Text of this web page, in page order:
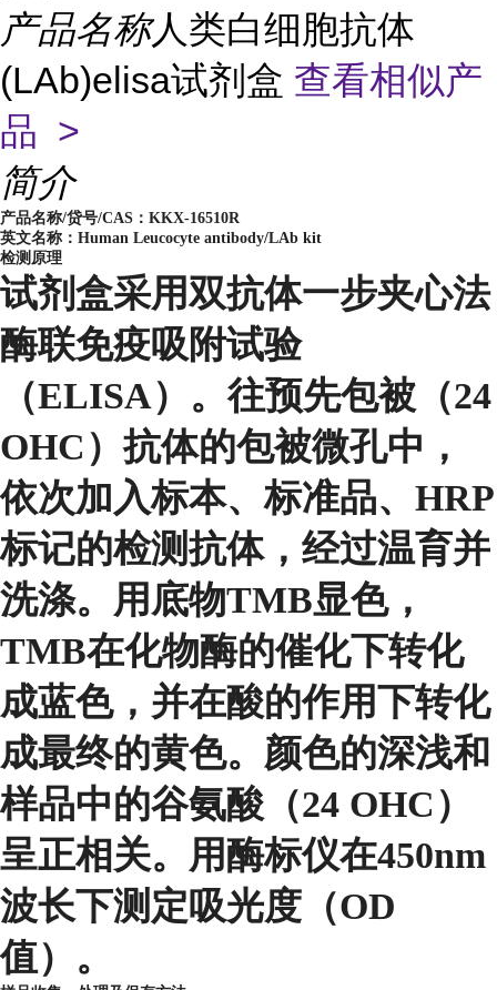
产品名称人类白细胞抗体
(LAb)elisa试剂盒 查看相似产
品 >
简介
产品名称/贷号/CAS： KKX-16510R
英文名称：Human Leucocyte antibody/LAb kit
检测原理
试剂盒采用双抗体一步夹心法
酶联免疫吸附试验
（ELISA）。往预先包被（24
OHC）抗体的包被微孔中，
依次加入标本、标准品、HRP
标记的检测抗体，经过温育并
洗涤。用底物TMB显色，
TMB在化物酶的催化下转化
成蓝色，并在酸的作用下转化
成最终的黄色。颜色的深浅和
样品中的谷氨酸（24 OHC）
呈正相关。用酶标仪在450nm
波长下测定吸光度（OD
值）。